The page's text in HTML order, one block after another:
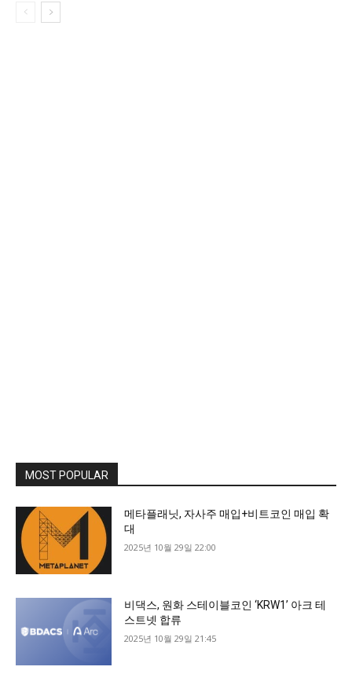
MOST POPULAR
메타플래닛, 자사주 매입+비트코인 매입 확
대
2025년 10월 29일 22:00
비댁스, 원화 스테이블코인 ‘KRW1’ 아크 테
스트넷 합류
2025년 10월 29일 21:45